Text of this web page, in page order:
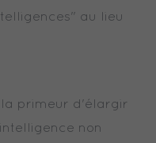
au lieu
primeur d'élargir
non